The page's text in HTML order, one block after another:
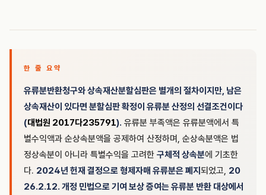
한 줄 요약
유류분반환청구와 상속재산분할심판은 별개의 절차이지만, 남은
상속재산이 있다면 분할심판 확정이 유류분 산정의 선결조건이다
(대법원 2017다235791). 유류분 부족액은 유류분액에서 특
별수익액과 순상속분액을 공제하여 산정하며, 순상속분액은 법
정상속분이 아니라 특별수익을 고려한 구체적 상속분에 기초한
다. 2024년 헌재 결정으로 형제자매 유류분은 폐지 되었고, 20
26.2.12. 개정 민법으로 기여 보상 증여는 유류분 반환 대상에서